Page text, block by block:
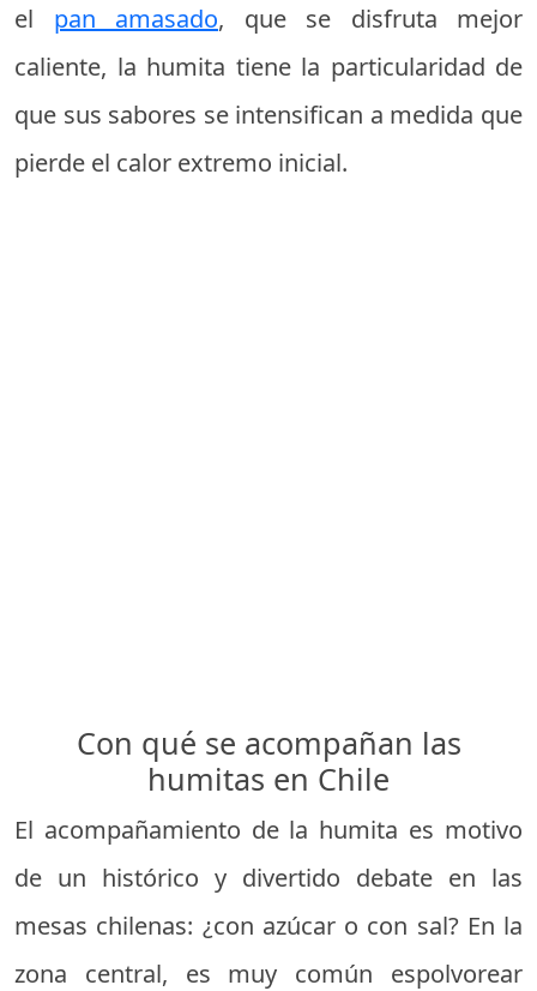
el pan amasado, que se disfruta mejor
caliente, la humita tiene la particularidad de
que sus sabores se intensifican a medida que
pierde el calor extremo inicial.
Con qué se acompañan las
humitas en Chile
El acompañamiento de la humita es motivo
de un histórico y divertido debate en las
mesas chilenas: ¿con azúcar o con sal? En la
zona central, es muy común espolvorear